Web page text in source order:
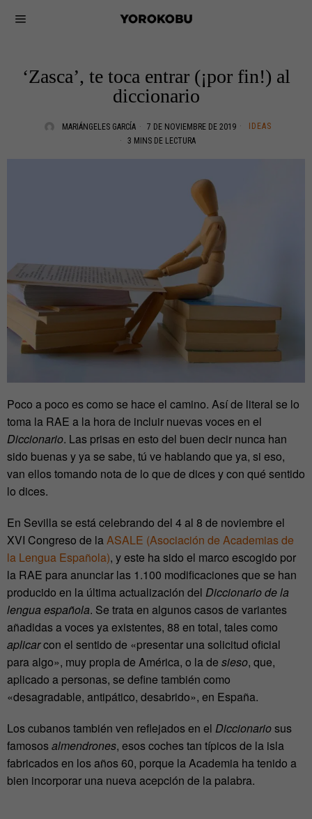
‘Zasca’, te toca entrar (¡por fin!) al
diccionario
MARIÁNGELES GARCÍA 7 DE NOVIEMBRE DE 2019
IDEAS
3 MINS DE LECTURA
Poco a poco es como se hace el camino. Así de literal se lo
toma la RAE a la hora de incluir nuevas voces en el
Diccionario. Las prisas en esto del buen decir nunca han
sido buenas y ya se sabe, tú ve hablando que ya, si eso,
van ellos tomando nota de lo que de dices y con qué sentido
lo dices.
En Sevilla se está celebrando del 4 al 8 de noviembre el
XVI Congreso de laASALE (Asociación de Academias de
la Lengua Española), y este ha sido el marco escogido por
la RAE para anunciar las 1.100 modificaciones que se han
producido en la última actualización del Diccionario de la
lengua española. Se trata en algunos casos de variantes
añadidas a voces ya existentes, 88 en total, tales como
aplicarcon el sentido de «presentar una solicitud oficial
para algo», muy propia de América, o la de sieso, que,
aplicado a personas, se define también como
«desagradable, antipático, desabrido», en España.
Los cubanos también ven reflejados en el Diccionariosus
famososalmendrones, esos coches tan típicos de la isla
fabricados en los años 60, porque la Academia ha tenido a
bien incorporar una nueva acepción de la palabra.